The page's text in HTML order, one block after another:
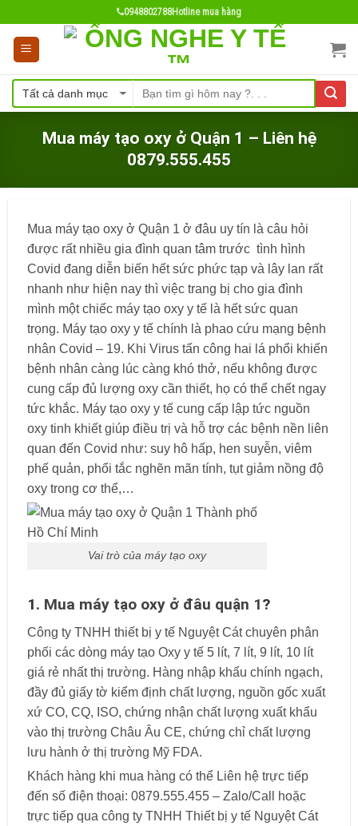
content
0948802788Hotline mua hàng
Mua máy tạo oxy ở Quận 1 – Liên hệ
0879.555.455
Mua máy tạo oxy ở Quận 1 ở đâu uy tín là câu hỏi
được rất nhiều gia đình quan tâm trước tình hình
Covid đang diễn biến hết sức phức tạp và lây lan rất
nhanh như hiện nay thì việc trang bị cho gia đình
mình một chiếc máy tạo oxy y tế là hết sức quan
trọng. Máy tạo oxy y tế chính là phao cứu mạng bệnh
nhân Covid – 19. Khi Virus tấn công hai lá phổi khiến
bệnh nhân càng lúc càng khó thở, nếu không được
cung cấp đủ lượng oxy cần thiết, họ có thể chết ngay
tức khắc. Máy tạo oxy y tế cung cấp lập tức nguồn
oxy tinh khiết giúp điều trị và hỗ trợ các bệnh nền liên
quan đến Covid như: suy hô hấp, hen suyễn, viêm
phế quản, phổi tắc nghẽn mãn tính, tụt giảm nồng độ
oxy trong cơ thể,…
Vai trò của máy tạo oxy
1. Mua máy tạo oxy ở đâu quận 1?
Công ty TNHH thiết bị y tế Nguyệt Cát chuyên phân
phối các dòng máy tạo Oxy y tế 5 lít, 7 lít, 9 lít, 10 lít
giá rẻ nhất thị trường. Hàng nhập khẩu chính ngạch,
đầy đủ giấy tờ kiểm định chất lượng, nguồn gốc xuất
xứ CO, CQ, ISO, chứng nhận chất lượng xuất khẩu
vào thị trường Châu Âu CE, chứng chỉ chất lượng
lưu hành ở thị trường Mỹ FDA.
Khách hàng khi mua hàng có thể Liên hệ trực tiếp
đến số điện thoại: 0879.555.455 – Zalo/Call hoặc
trực tiếp qua công ty TNHH Thiết bị y tế Nguyệt Cát